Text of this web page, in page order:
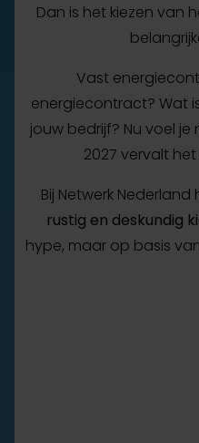
Dan is het kiezen van
Vast
energiecontract? Wat
jouw bedrijf? Nu voel
2027 vervalt
Bij Netwerk
rustig en deskundig
hype, maar op basis